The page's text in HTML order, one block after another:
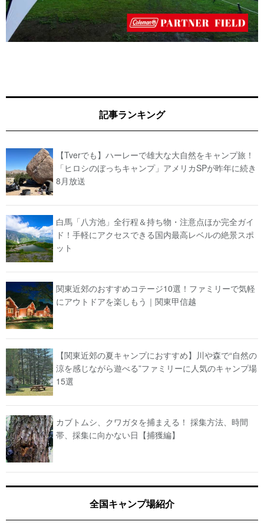
記事ランキング
【Tverでも】ハーレーで雄大な大自然をキャンプ旅！
「ヒロシのぼっちキャンプ」アメリカSPが昨年に続き
8月放送
白馬「八方池」全行程＆持ち物・注意点ほか完全ガイ
ド！手軽にアクセスできる国内最高レベルの絶景スポ
ット
関東近郊のおすすめコテージ10選！ファミリーで気軽
にアウトドアを楽しもう｜関東甲信越
【関東近郊の夏キャンプにおすすめ】川や森で“自然の
涼を感じながら遊べる”ファミリーに人気のキャンプ場
15選
カブトムシ、クワガタを捕まえる！ 採集方法、時間
帯、採集に向かない日【捕獲編】
全国キャンプ場紹介